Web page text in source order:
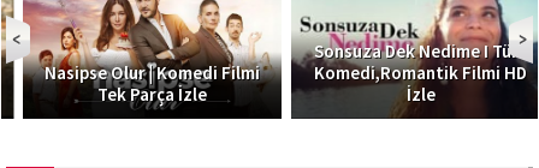
Nasipse Olur | Komedi Filmi
Tek Parça İzle
Sonsuza Dek Nedime I Türk
Komedi,Romantik Filmi HD
İzle